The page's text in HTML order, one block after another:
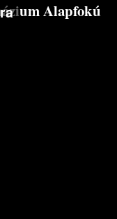
Alapfokú